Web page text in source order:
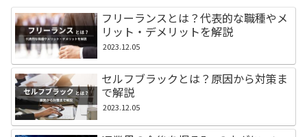
フリーランスとは？代表的な職種やメ
リット・デメリットを解説
2023.12.05
セルフブラックとは？原因から対策ま
で解説
2023.12.05